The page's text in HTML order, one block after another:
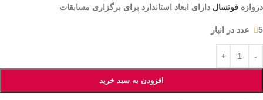
دروازه فوتسال دارای ابعاد استاندارد برای برگزاری مسابقات
5 عدد در انبار
افزودن به سبد خرید